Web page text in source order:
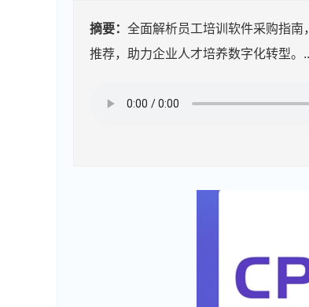
摘要： 全面解析员工培训软件采购指
推荐，助力企业人才培养数字化转型。